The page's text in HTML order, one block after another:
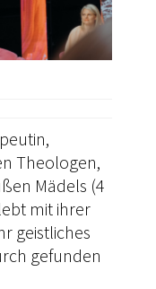
Theologen,
Mädels (4
mit ihrer
geistliches
gefunden